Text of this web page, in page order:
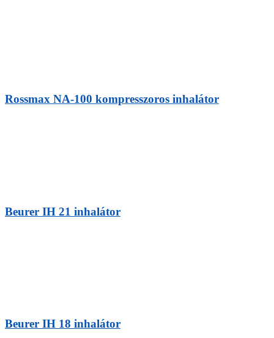
Rossmax NA-100 kompresszoros inhalátor
Beurer IH 21 inhalátor
Beurer IH 18 inhalátor